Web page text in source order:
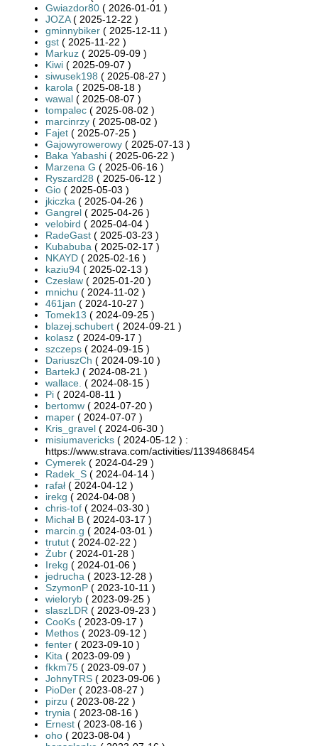
Gwiazdor80 ( 2026-01-01 )
JOZA( 2025-12-22 )
gminnybiker ( 2025-12-11 )
gst ( 2025-11-22 )
Markuz ( 2025-09-09 )
Kiwi ( 2025-09-07 )
siwusek198 ( 2025-08-27 )
karola ( 2025-08-18 )
wawal ( 2025-08-07 )
tompalec ( 2025-08-02 )
marcinrzy ( 2025-08-02 )
Fajet ( 2025-07-25 )
Gajowyrowerowy ( 2025-07-13 )
Baka Yabashi ( 2025-06-22 )
Marzena G ( 2025-06-16 )
Ryszard28 ( 2025-06-12 )
Gio ( 2025-05-03 )
jkiczka ( 2025-04-26 )
Gangrel ( 2025-04-26 )
velobird ( 2025-04-04 )
RadeGast ( 2025-03-23 )
Kubabuba ( 2025-02-17 )
NKAYD ( 2025-02-16 )
kaziu94 ( 2025-02-13 )
Czesław ( 2025-01-20 )
mnichu ( 2024-11-02 )
461jan ( 2024-10-27 )
Tomek13 ( 2024-09-25 )
blazej.schubert ( 2024-09-21 )
kolasz ( 2024-09-17 )
szczeps ( 2024-09-15 )
DariuszCh ( 2024-09-10 )
BartekJ ( 2024-08-21 )
wallace. ( 2024-08-15 )
Pi ( 2024-08-11 )
bertomw ( 2024-07-20 )
maper ( 2024-07-07 )
Kris_gravel ( 2024-06-30 )
misiumavericks ( 2024-05-12 ) :
https://www.strava.com/activities/11394868454
Cymerek ( 2024-04-29 )
Radek_S ( 2024-04-14 )
rafał ( 2024-04-12 )
irekg ( 2024-04-08 )
chris-tof ( 2024-03-30 )
Michał B ( 2024-03-17 )
marcin.g ( 2024-03-01 )
trutut ( 2024-02-22 )
Żubr ( 2024-01-28 )
Irekg ( 2024-01-06 )
jedrucha ( 2023-12-28 )
SzymonP ( 2023-10-11 )
wieloryb ( 2023-09-25 )
slaszLDR ( 2023-09-23 )
CooKs ( 2023-09-17 )
Methos ( 2023-09-12 )
fenter ( 2023-09-10 )
Kita ( 2023-09-09 )
fkkm75 ( 2023-09-07 )
JohnyTRS ( 2023-09-06 )
PioDer ( 2023-08-27 )
pirzu ( 2023-08-22 )
trynia ( 2023-08-16 )
Ernest ( 2023-08-16 )
oho ( 2023-08-04 )